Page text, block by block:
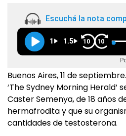
Escuchá la nota
1 1.5 10 10
Buenos Aires, 11 de
‘The Sydney Morning Herald’
Caster Semenya, de 18 años
hermafrodita y que su
cantidades de testosterona.